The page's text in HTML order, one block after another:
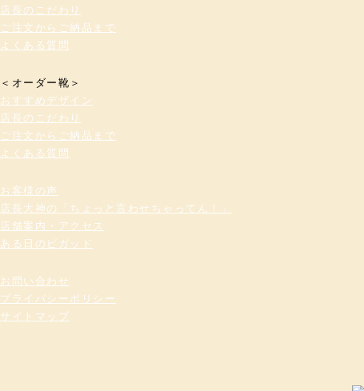
店長のこだわり
ご注文からご納品まで
よくある質問
＜オーダー靴＞
おすすめデザイン
店長のこだわり
ご注文からご納品まで
よくある質問
お客様の声
店長大神の「ちょっと言わせちゃってん！」
店舗案内・アクセス
ある日のビガッド
お問い合わせ
プライバシーポリシー
サイトマップ